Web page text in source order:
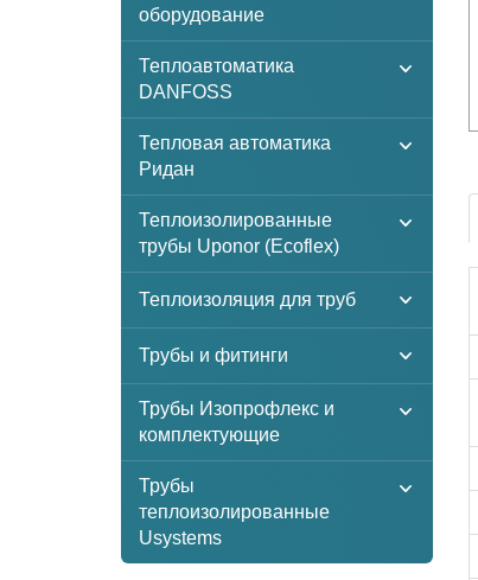
оборудование
Теплоавтоматика
DANFOSS
Тепловая автоматика
Ридан
Теплоизолированные
трубы Uponor (Ecoflex)
Теплоизоляция для труб
Трубы и фитинги
Трубы Изопрофлекс и
комплектующие
Трубы
теплоизолированные
Usystems